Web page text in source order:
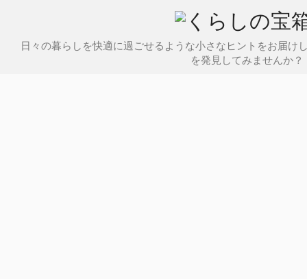
日々の暮らしを快適に過ごせるような小さなヒントをお届け
を発見してみませんか？